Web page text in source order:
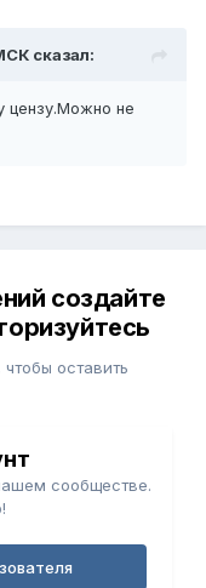
сказал:
цензу.Можно не
создайте
оставить
сообществе.